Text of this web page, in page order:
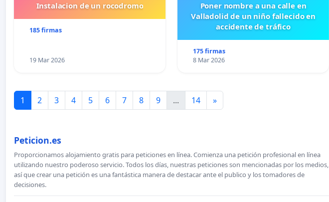
Instalacion de un rocodromo
185 firmas
19 Mar 2026
Poner nombre a una calle en
Valladolid de un niño fallecido en
accidente de tráfico
175 firmas
8 Mar 2026
1 2 3 4 5 6 7 8 9 ... 14 »
Peticion.es
Proporcionamos alojamiento gratis para peticiones en línea. Comienza una petición profesional en línea
utilizando nuestro poderoso servicio. Todos los días, nuestras peticiones son mencionadas por los medios,
así que crear una petición es una fantástica manera de destacar ante el publico y los tomadores de
decisiones.